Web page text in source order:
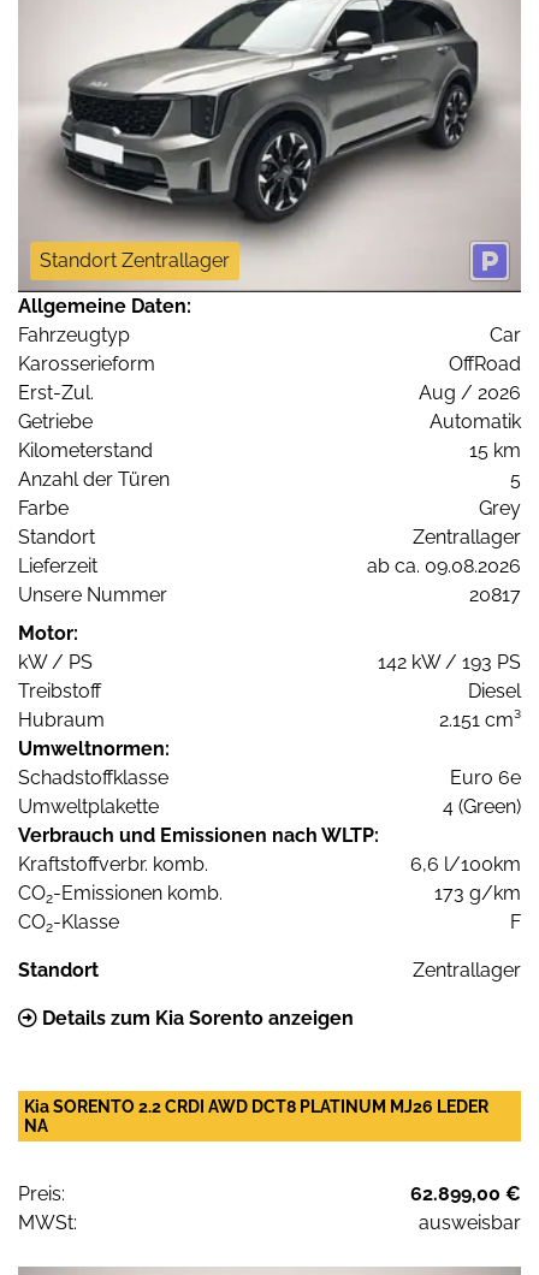
Standort Zentrallager
Allgemeine Daten:
Fahrzeugtyp
Car
Karosserieform
OffRoad
Erst-Zul.
Aug / 2026
Getriebe
Automatik
Kilometerstand
15 km
Anzahl der Türen
5
Farbe
Grey
Standort
Zentrallager
Lieferzeit
ab ca. 09.08.2026
Unsere Nummer
20817
Motor:
kW / PS
142 kW / 193 PS
Treibstoff
Diesel
Hubraum
2.151 cm³
Umweltnormen:
Schadstoffklasse
Euro 6e
Umweltplakette
4 (Green)
Verbrauch und Emissionen nach WLTP:
Kraftstoffverbr. komb.
6,6 l/100km
CO2-Emissionen komb.
173 g/km
CO2-Klasse F
Standort Zentrallager
Details zum Kia Sorento anzeigen
Kia SORENTO 2.2 CRDI AWD DCT8 PLATINUM MJ26 LEDER
NA
Preis:
62.899,00 €
MWSt:
ausweisbar